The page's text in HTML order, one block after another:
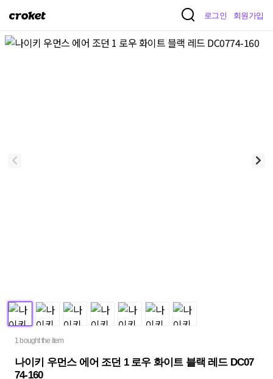
크
켓
로그인 회원가입
1 bought the item
나이키 우먼스 에어 조던 1 로우 화이트 블랙 레드 DC07
74-160